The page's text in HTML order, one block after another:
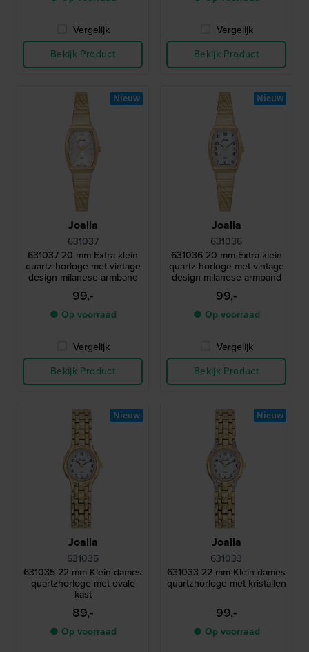
Vergelijk
Bekijk Product
Vergelijk
Bekijk Product
Joalia
631037
631037 20 mm Extra klein
quartz horloge met vintage
design milanese armband
99,-
● Op voorraad
Vergelijk
Bekijk Product
Nieuw
Joalia
631036
631036 20 mm Extra klein
quartz horloge met vintage
design milanese armband
99,-
● Op voorraad
Vergelijk
Bekijk Product
Nieuw
Joalia
631035
631035 22 mm Klein dames
quartzhorloge met ovale
kast
89,-
● Op voorraad
Nieuw
Joalia
631033
631033 22 mm Klein dames
quartzhorloge met kristallen
99,-
● Op voorraad
Nieuw